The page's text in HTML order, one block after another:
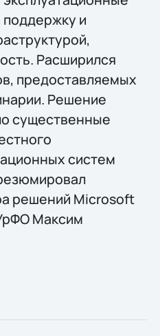
и
Расширился
предоставляемых
Решение
существенные
систем
решений Microsoft
Максим